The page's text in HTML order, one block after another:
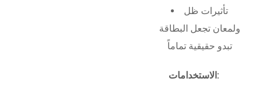
تأثيرات ظل
ولمعان تجعل البطاقة
تبدو حقيقية تماماً
الاستخدامات: